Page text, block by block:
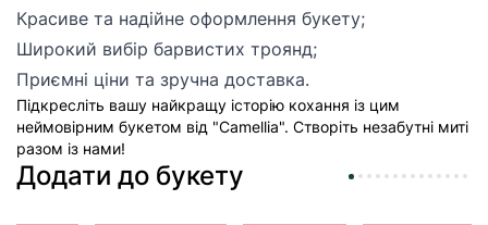
Красиве та надійне оформлення букету;
Широкий вибір барвистих троянд;
Приємні ціни та зручна доставка.
Підкресліть вашу найкращу історію кохання із цим
неймовірним букетом від "Camellia". Створіть незабутні миті
разом із нами!
Додати до букету